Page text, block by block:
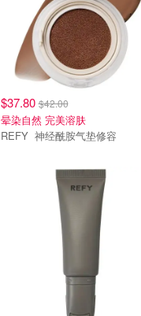
$37.80$42.00
晕染自然 完美溶肤
REFY 神经酰胺气垫修容